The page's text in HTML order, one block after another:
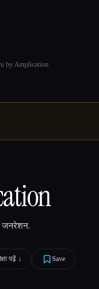
by Amplication
जनरेशन.
पढ़ें ↓︎ Save